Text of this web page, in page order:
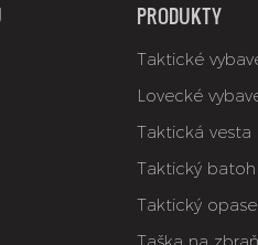
PRODUKTY
Taktické
Lovecké
Taktická vesta
Taktický batoh
Taktický